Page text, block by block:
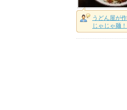
うどん屋が作
じゃじゃ麺！